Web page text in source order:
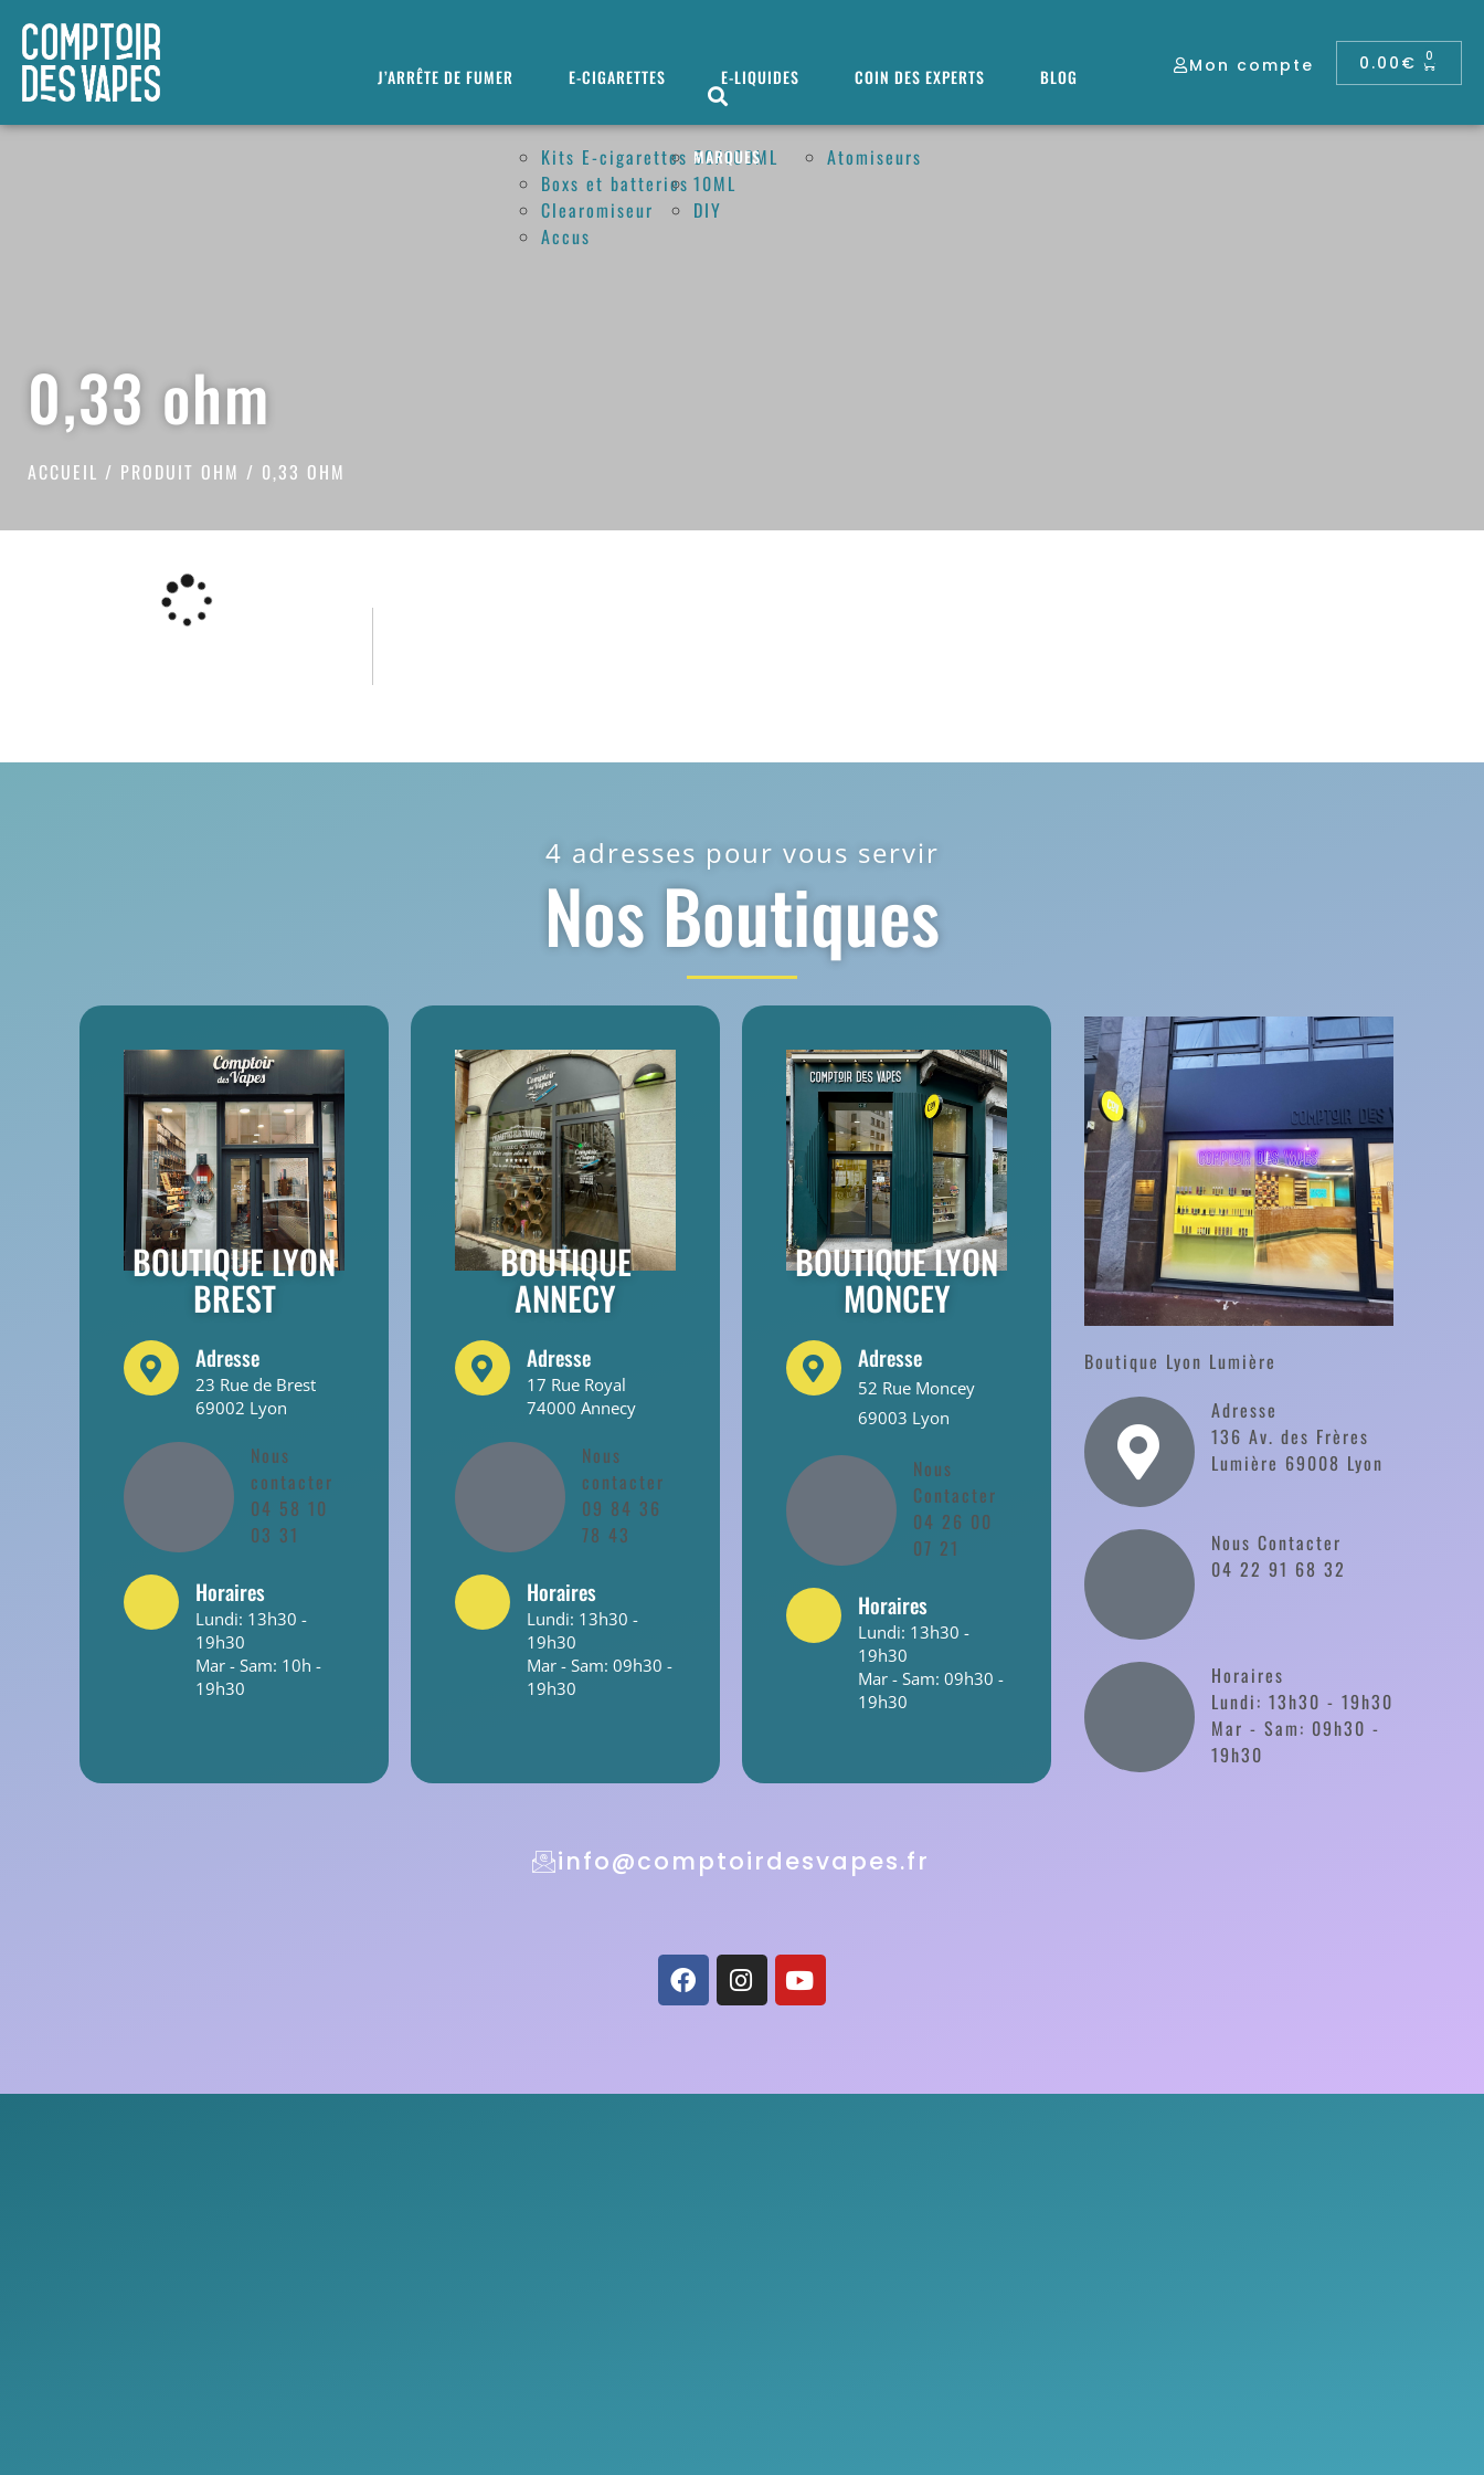
J’ARRÊTE DE FUMER E-CIGARETTES
Kits E-cigarettes
Boxs et batteries
Clearomiseur
Accus
E-LIQUIDES
50/100ML
10ML
DIY
COIN DES EXPERTS
Atomiseurs
BLOG
MARQUES
Mon compte 0.00 € 0
0,33 ohm
ACCUEIL / PRODUIT OHM / 0,33 OHM
4 adresses pour vous servir
Nos Boutiques
BOUTIQUE LYON
BREST
Adresse
23 Rue de Brest
69002 Lyon
Nous
contacter
04 58 10
03 31
Horaires
Lundi: 13h30 -
19h30
Mar - Sam: 10h -
19h30
BOUTIQUE
ANNECY
Adresse
17 Rue Royal
74000 Annecy
Nous
contacter
09 84 36
78 43
Horaires
Lundi: 13h30 -
19h30
Mar - Sam: 09h30 -
19h30
BOUTIQUE LYON
MONCEY
Adresse
52 Rue Moncey
69003 Lyon
Nous
Contacter
04 26 00
07 21
Horaires
Lundi: 13h30 -
19h30
Mar - Sam: 09h30 -
19h30
Boutique Lyon Lumière
Adresse
136 Av. des Frères
Lumière 69008 Lyon
Nous Contacter
04 22 91 68 32
Horaires
Lundi: 13h30 - 19h30
Mar - Sam: 09h30 -
19h30
info@comptoirdesvapes.fr